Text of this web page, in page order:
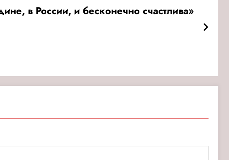
в России, и бесконечно счастлива»